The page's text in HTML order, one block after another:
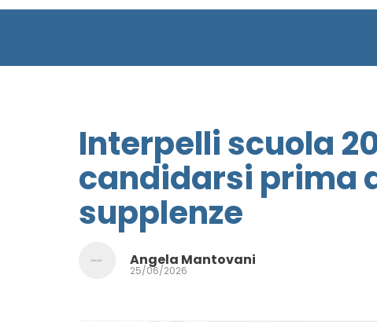
Interpelli scuola
candidarsi prima
supplenze
Angela Mantovani
25/06/2026